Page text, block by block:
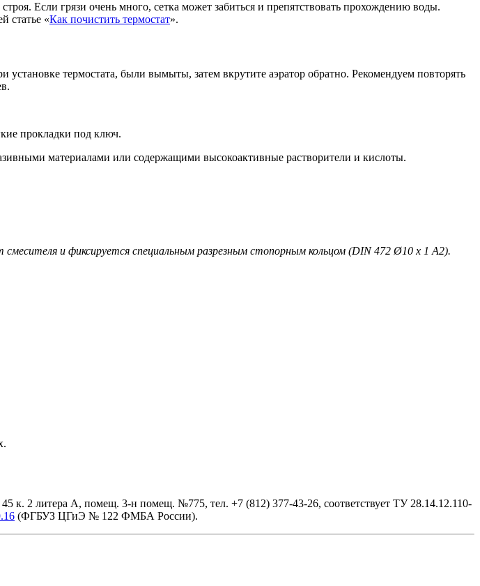
Если грязи очень много, сетка может забиться и препятствовать прохождению воды.
статье «Как почистить термостат».
термостата, были вымыты, затем вкрутите аэратор обратно. Рекомендуем повторять
прокладки под ключ.
материалами или содержащими высокоактивные растворители и кислоты.
и фиксируется специальным разрезным стопорным кольцом (DIN 472 Ø10 x 1 А2).
к. 2 литера А, помещ. 3-н помещ. №775, тел. +7 (812) 377-43-26, cоответствует ТУ 28.14.12.110-
(ФГБУЗ ЦГиЭ № 122 ФМБА России).